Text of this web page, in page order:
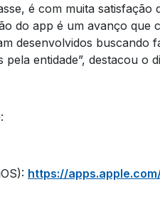
é com muita satisfação
do app é um avanço que
desenvolvidos buscando
entidade”, destacou o
https://